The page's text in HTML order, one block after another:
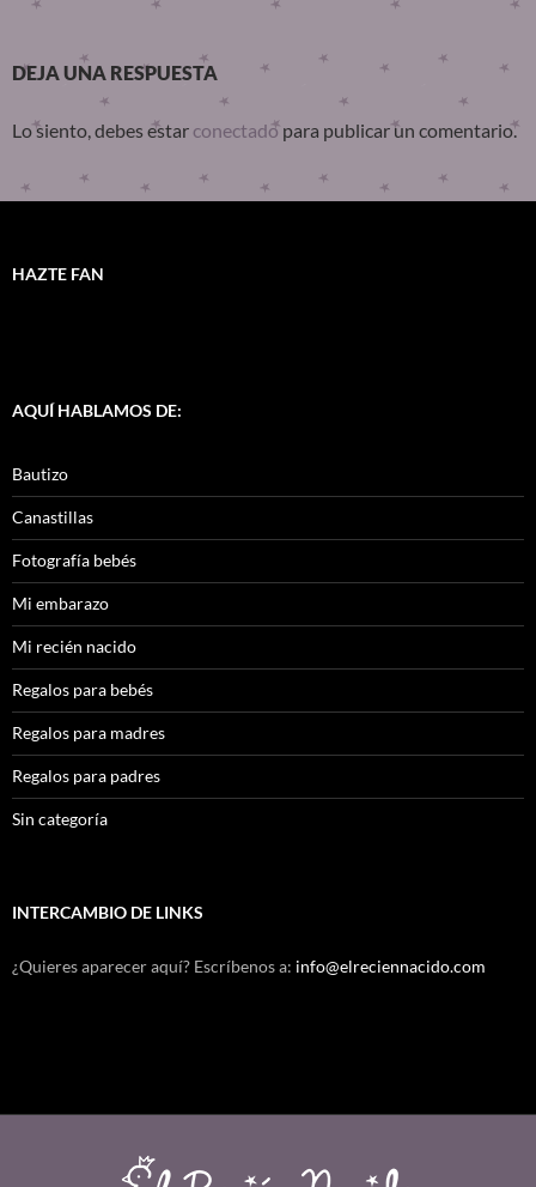
DEJA UNA RESPUESTA
Lo siento, debes estar conectadopara publicar un comentario.
HAZTE FAN
AQUÍ HABLAMOS DE:
Bautizo
Canastillas
Fotografía bebés
Mi embarazo
Mi recién nacido
Regalos para bebés
Regalos para madres
Regalos para padres
Sin categoría
INTERCAMBIO DE LINKS
¿Quieres aparecer aquí? Escríbenos a: info@elreciennacido.com